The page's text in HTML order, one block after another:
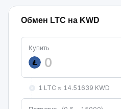
Обмен LTC на KWD
Купить
1 LTC ≈ 14.51639 KWD